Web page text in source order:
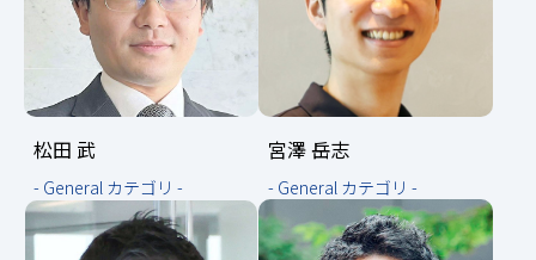
松田 武
- General カテゴリ -
宮澤 岳志
- General カテゴリ -